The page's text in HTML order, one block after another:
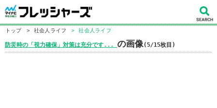
トップ > 社会人ライフ > 社会人ライフ
防災時の「視力確保」対策は充分です... の画像(5/15枚目)